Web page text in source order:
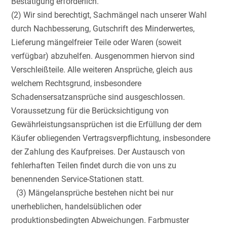
(2) Wir sind berechtigt, Sachmängel nach unserer Wahl
durch Nachbesserung, Gutschrift des Minderwertes,
Lieferung mängelfreier Teile oder Waren (soweit
verfügbar) abzuhelfen. Ausgenommen hiervon sind
Verschleißteile. Alle weiteren Ansprüche, gleich aus
welchem Rechtsgrund, insbesondere
Schadensersatzansprüche sind ausgeschlossen.
Voraussetzung für die Berücksichtigung von
Gewährleistungsansprüchen ist die Erfüllung der dem
Käufer obliegenden Vertragsverpflichtung, insbesondere
der Zahlung des Kaufpreises. Der Austausch von
fehlerhaften Teilen findet durch die von uns zu
benennenden Service-Stationen statt.
(3) Mängelansprüche bestehen nicht bei nur
unerheblichen, handelsüblichen oder
produktionsbedingten Abweichungen. Farbmuster